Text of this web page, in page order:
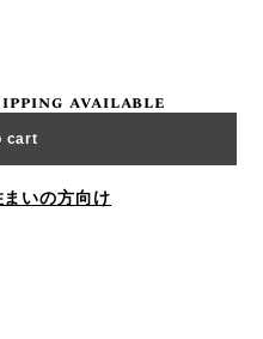
available
cart
いの方向け